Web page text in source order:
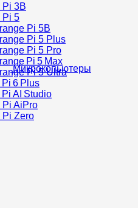
Микрокопьютеры
Pi 3B
Pi 5
Pi 5B
Pi 5 Plus
Pi 5 Pro
Pi 5 Max
Pi 5 Ultra
6 Plus
AI Studio
Pi AiPro
Pi Zero